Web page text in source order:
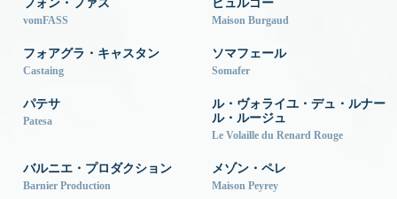
フォン・ファス
vomFASS
ビュルゴー
Maison Burgaud
フォアグラ・キャスタン
Castaing
ソマフェール
Somafer
パテサ
Patesa
ル・ヴォライユ・デュ・ルナー
ル・ルージュ
Le Volaille du Renard Rouge
バルニエ・プロダクション
Barnier Production
メゾン・ペレ
Maison Peyrey